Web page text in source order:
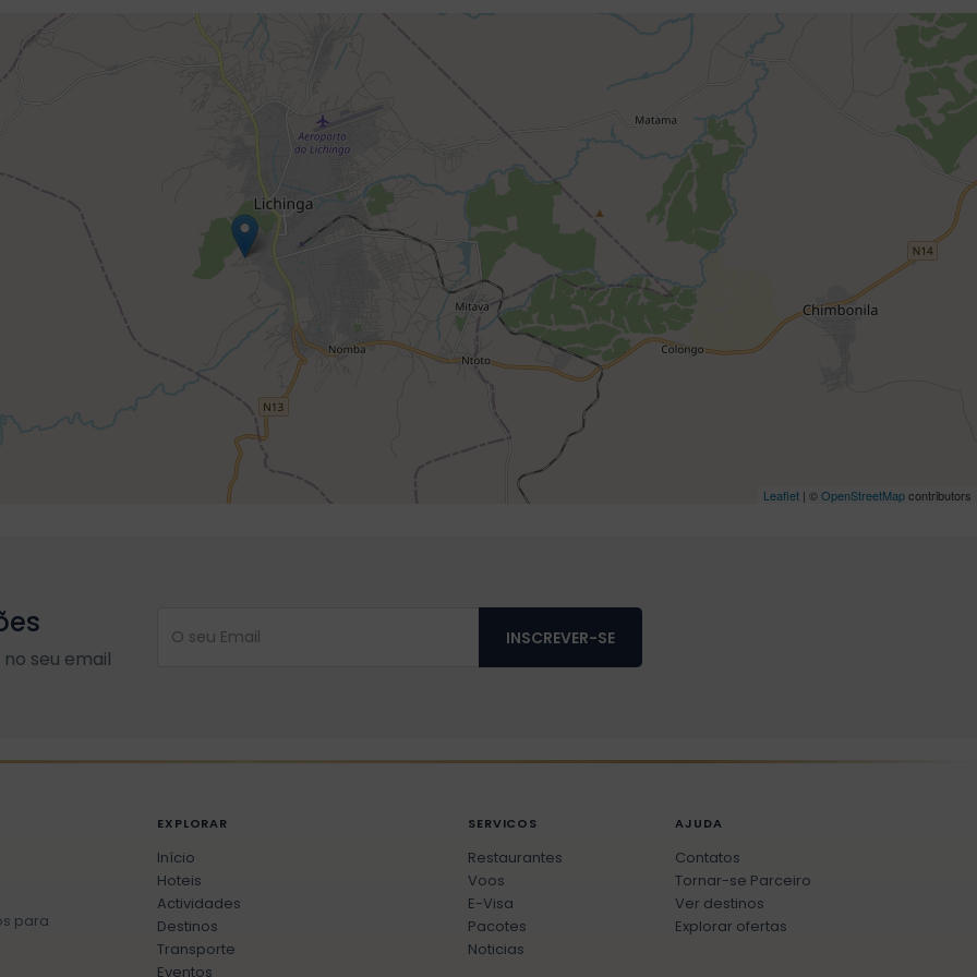
Leaflet | ©OpenStreetMapcontributors
seu email
INSCREVER-SE
para
EXPLORAR
Início
Hoteis
Actividades
Destinos
Transporte
Eventos
SERVICOS
Restaurantes
Voos
E-Visa
Pacotes
Noticias
AJUDA
Contatos
Tornar-se Parceiro
Ver destinos
Explorar ofertas